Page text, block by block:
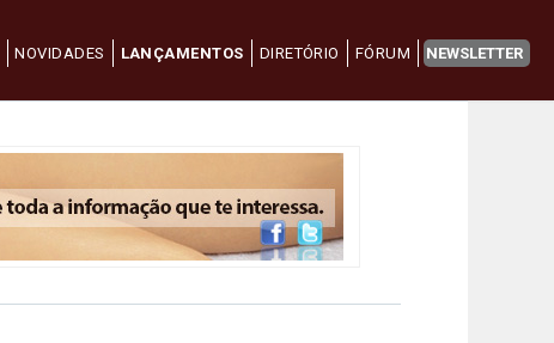
NOVIDADES LANÇAMENTOS DIRETÓRIO FÓRUM NEWSLETTER